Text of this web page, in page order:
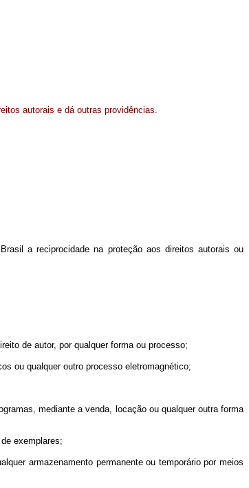
autorais e dá outras providências.
a reciprocidade na proteção aos direitos autorais ou
de autor, por qualquer forma ou processo;
ou qualquer outro processo eletromagnético;
mediante a venda, locação ou qualquer outra forma
exemplares;
armazenamento permanente ou temporário por meios